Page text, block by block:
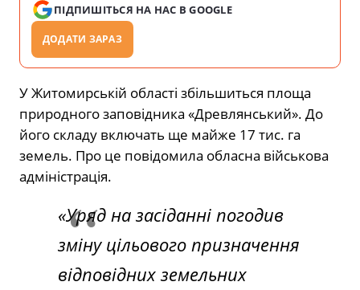
ПІДПИШІТЬСЯ НА НАС В GOOGLE
ДОДАТИ ЗАРАЗ
У Житомирській області збільшиться площа
природного заповідника «Древлянський». До
його складу включать ще майже 17 тис. га
земель. Про це повідомила обласна військова
адміністрація.
«Уряд на засіданні погодив
зміну цільового призначення
відповідних земельних